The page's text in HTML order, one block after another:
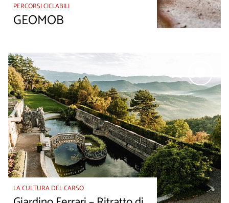
PERCORSI CICLABILI
GEOMOB
LA CULTURA DEL CARSO